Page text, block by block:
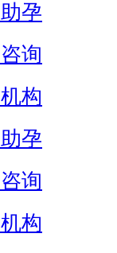
孕
询
构
孕
询
构